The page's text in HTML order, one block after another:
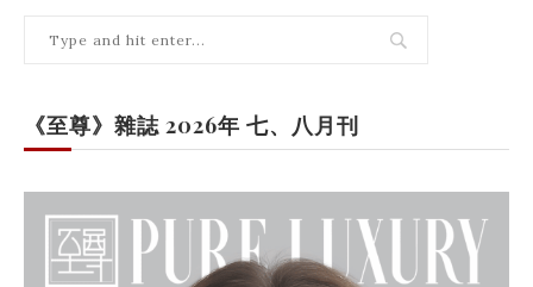
《至尊》雜誌 2026年 七、八月刊